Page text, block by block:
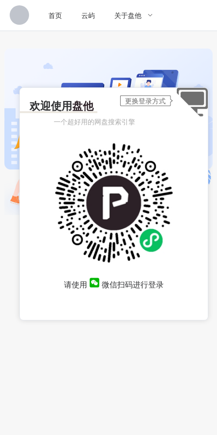
首页 云屿 关于盘他
欢迎使用盘他
一个超好用的网盘搜索引擎
请使用 微信扫码进行登录